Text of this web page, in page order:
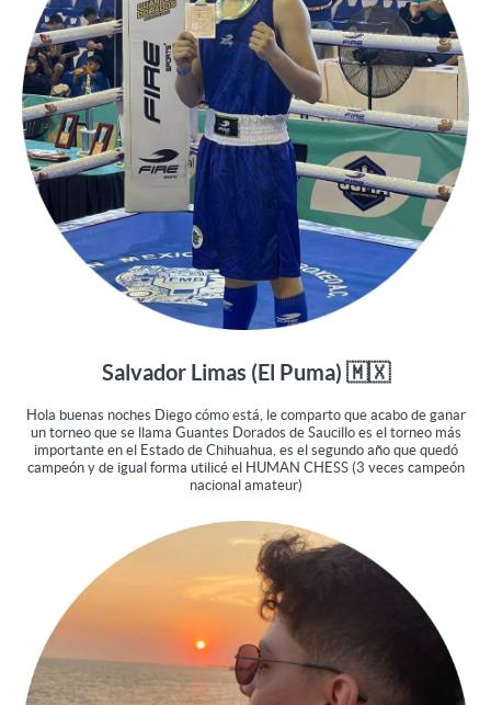
Salvador Limas (El Puma) 🇲🇽
Hola buenas noches Diego cómo está, le comparto que acabo de ganar
un torneo que se llama Guantes Dorados de Saucillo es el torneo más
importante en el Estado de Chihuahua, es el segundo año que quedó
campeón y de igual forma utilicé el HUMAN CHESS (3 veces campeón
nacional amateur)